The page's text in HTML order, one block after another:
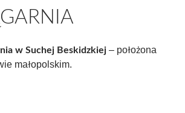
w Suchej Beskidzkiej– położona
małopolskim.